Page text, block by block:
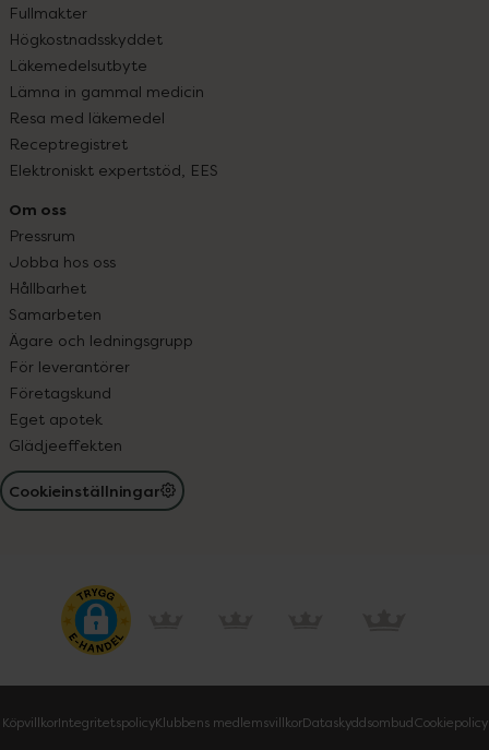
Fullmakter
Högkostnadsskyddet
Läkemedelsutbyte
Lämna in gammal medicin
Resa med läkemedel
Receptregistret
Elektroniskt expertstöd, EES
Om oss
Pressrum
Jobba hos oss
Hållbarhet
Samarbeten
Ägare och ledningsgrupp
För leverantörer
Företagskund
Eget apotek
Glädjeeffekten
Cookieinställningar
KöpvillkorIntegritetspolicyKlubbens medlemsvillkorDataskyddsombudCookiepolicy